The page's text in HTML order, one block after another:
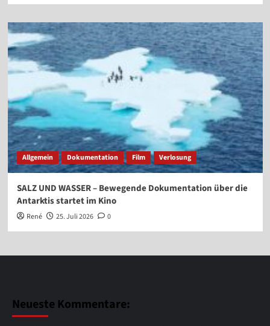
Allgemein Dokumentation Film Verlosung
SALZ UND WASSER – Bewegende Dokumentation über die
Antarktis startet im Kino
René 25. Juli 2026 0
Neueste Kommentare: